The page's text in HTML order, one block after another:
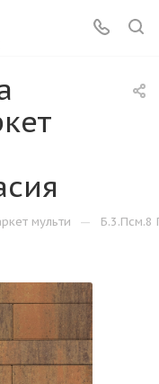
мульти — Б.3.Псм.8